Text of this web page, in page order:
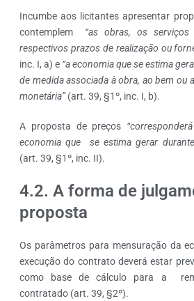
Incumbe aos licitantes apresentar
contemplem “as obras, os
respectivos prazos de realização ou
inc. I, a) e “a economia que se estima
de medida associada à obra, ao bem ou
monetária”(art. 39, §1º, inc. I, b).
A proposta de preços
economia que se estima gerar
(art. 39, §1º, inc. II).
4.2. A forma de
proposta
Os parâmetros para mensuração da
execução do contrato deverá estar
como base de cálculo para a
contratado (art. 39, §2º).